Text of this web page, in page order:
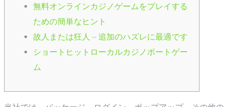
無料オンラインカジノゲームをプレイする
ための簡単なヒント
故人または狂人 – 追加のハズレに最適です
ショートヒットローカルカジノポートゲー
ム